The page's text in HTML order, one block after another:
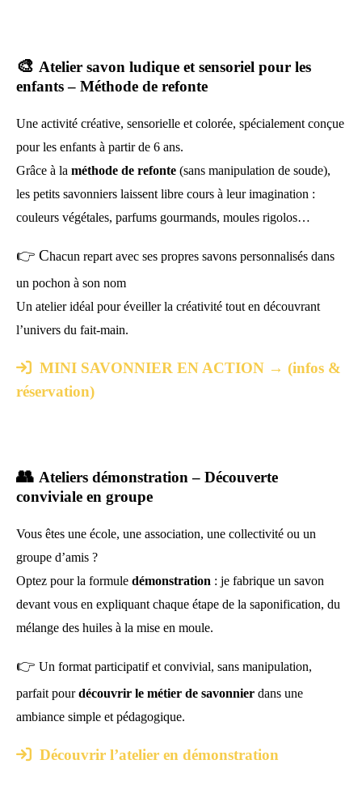
🎨 Atelier savon ludique et sensoriel pour les
enfants – Méthode de refonte
Une activité créative, sensorielle et colorée, spécialement conçue
pour les enfants à partir de 6 ans.
Grâce à la méthode de refonte (sans manipulation de soude),
les petits savonniers laissent libre cours à leur imagination :
couleurs végétales, parfums gourmands, moules rigolos…
👉 Chacun repart avec ses propres savons personnalisés dans
un pochon à son nom
Un atelier idéal pour éveiller la créativité tout en découvrant
l’univers du fait-main.
 MINI SAVONNIER EN ACTION → (infos &
réservation)
👥 Ateliers démonstration – Découverte
conviviale en groupe
Vous êtes une école, une association, une collectivité ou un
groupe d’amis ?
Optez pour la formule démonstration : je fabrique un savon
devant vous en expliquant chaque étape de la saponification, du
mélange des huiles à la mise en moule.
👉 Un format participatif et convivial, sans manipulation,
parfait pourdécouvrir le métier de savonnier dans une
ambiance simple et pédagogique.
 Découvrir l’atelier en démonstration